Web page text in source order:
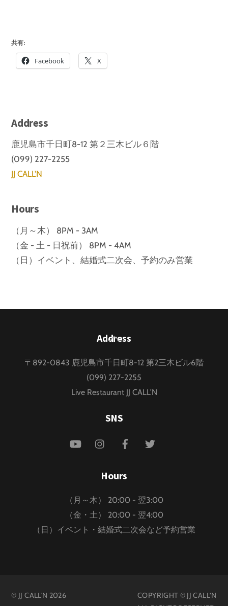
共有:
Facebook X
Address
鹿児島市千日町8-12 第２三木ビル６階
(099) 227-2255
JJ CALL'N
Hours
（月～木） 8PM - 3AM
（金 - 土 - 日祝前） 8PM - 4AM
（日）イベント、結婚式二次会、予約のみ営業
Back
Top
Address
〒892-0843 鹿児島市千日町8-12 第2三木ビル6階
(099) 227-2255
Live Restaurant JJ CALL'N
SNS
YouTube InstagramFacebook
Hours
（月～木） 20:00 - 翌3:00
（金・土） 20:00 - 翌4:00
（日）イベント・結婚式二次会など予約営業
© JJ CALL'N 2026
COPYRIGHT © JJ CALL’N